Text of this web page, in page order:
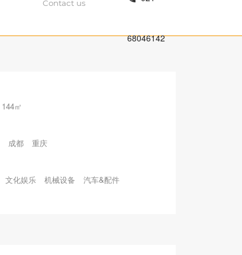
Contact us
68046142
144㎡
成都 重庆
文化娱乐 机械设备
汽车&配件